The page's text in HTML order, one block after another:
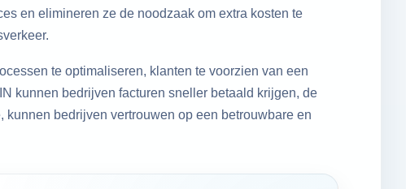
en elimineren ze de noodzaak om extra kosten te
te optimaliseren, klanten te voorzien van een
kunnen bedrijven facturen sneller betaald krijgen, de
bedrijven vertrouwen op een betrouwbare en